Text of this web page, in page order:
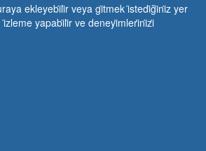
ekleyebi̇li̇r veya gi̇tmek i̇stedi̇ği̇ni̇z yer
i̇zleme yapabi̇li̇r ve deneyi̇mleri̇ni̇zi̇